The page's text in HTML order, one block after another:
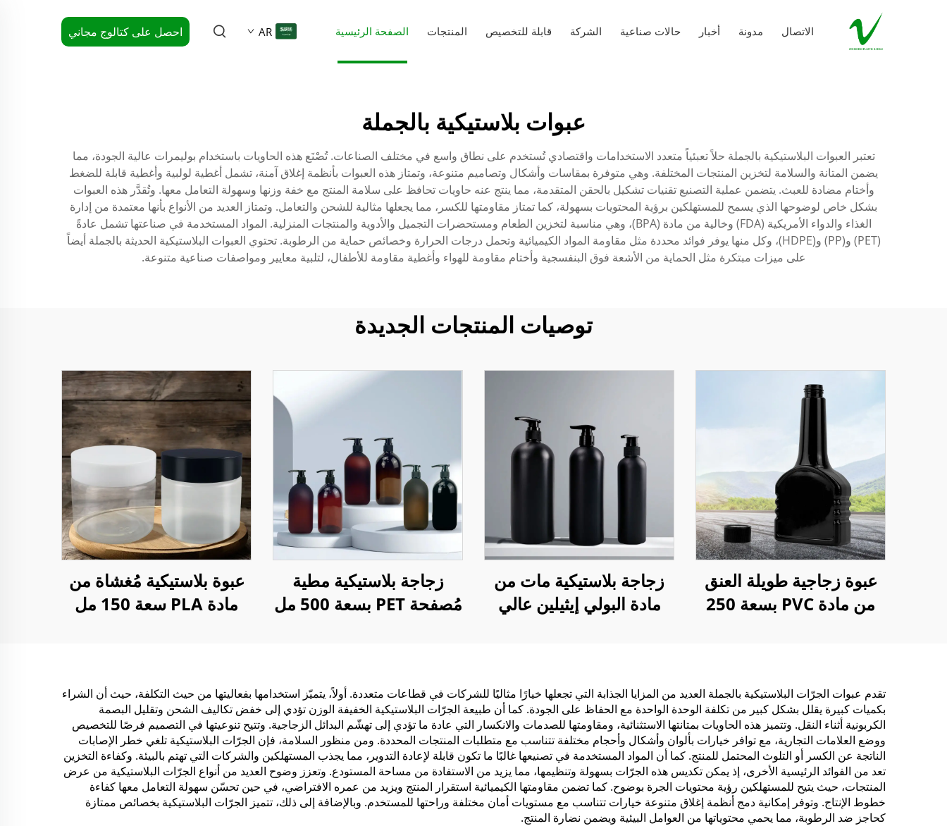
الصفحة الرئيسية المنتجات قابلة للتخصيص الشركة حالات صناعية أخبار مدونة الاتصال AR احصل على كتالوج مجاني
عبوات بلاستيكية بالجملة
تعتبر العبوات البلاستيكية بالجملة حلاً تعبئياً متعدد الاستخدامات واقتصادي تُستخدم على نطاق واسع في مختلف الصناعات. تُصْنَع هذه الحاويات باستخدام بوليمرات عالية الجودة، مما
يضمن المتانة والسلامة لتخزين المنتجات المختلفة. وهي متوفرة بمقاسات وأشكال وتصاميم متنوعة، وتمتاز هذه العبوات بأنظمة إغلاق آمنة، تشمل أغطية لولبية وأغطية قابلة للضغط
وأختام مضادة للعبث. يتضمن عملية التصنيع تقنيات تشكيل بالحقن المتقدمة، مما ينتج عنه حاويات تحافظ على سلامة المنتج مع خفة وزنها وسهولة التعامل معها. وتُقدَّر هذه العبوات
بشكل خاص لوضوحها الذي يسمح للمستهلكين برؤية المحتويات بسهولة، كما تمتاز مقاومتها للكسر، مما يجعلها مثالية للشحن والتعامل. وتمتاز العديد من الأنواع بأنها معتمدة من إدارة
الغذاء والدواء الأمريكية (FDA) وخالية من مادة (BPA)، وهي مناسبة لتخزين الطعام ومستحضرات التجميل والأدوية والمنتجات المنزلية. المواد المستخدمة في صناعتها تشمل عادةً
(PET) و(PP) و(HDPE)، وكل منها يوفر فوائد محددة مثل مقاومة المواد الكيميائية وتحمل درجات الحرارة وخصائص حماية من الرطوبة. تحتوي العبوات البلاستيكية الحديثة بالجملة أيضاً
على ميزات مبتكرة مثل الحماية من الأشعة فوق البنفسجية وأختام مقاومة للهواء وأغطية مقاومة للأطفال، لتلبية معايير ومواصفات صناعية متنوعة.
توصيات المنتجات الجديدة
عبوة زجاجية طويلة العنق
من مادة PVC بسعة 250
زجاجة بلاستيكية مات من
مادة البولي إيثيلين عالي
زجاجة بلاستيكية مطية
مُصفحة PET بسعة 500 مل
عبوة بلاستيكية مُغشاة من
مادة PLA سعة 150 مل
تقدم عبوات الجرّات البلاستيكية بالجملة العديد من المزايا الجذابة التي تجعلها خيارًا مثاليًا للشركات في قطاعات متعددة. أولاً، يتميّز استخدامها بفعاليتها من حيث التكلفة، حيث أن الشراء
بكميات كبيرة يقلل بشكل كبير من تكلفة الوحدة الواحدة مع الحفاظ على الجودة. كما أن طبيعة الجرّات البلاستيكية الخفيفة الوزن تؤدي إلى خفض تكاليف الشحن وتقليل البصمة
الكربونية أثناء النقل. وتتميز هذه الحاويات بمتانتها الاستثنائية، ومقاومتها للصدمات والانكسار التي عادة ما تؤدي إلى تهشّم البدائل الزجاجية. وتتيح تنوعيتها في التصميم فرصًا للتخصيص
ووضع العلامات التجارية، مع توافر خيارات بألوان وأشكال وأحجام مختلفة تتناسب مع متطلبات المنتجات المحددة. ومن منظور السلامة، فإن الجرّات البلاستيكية تلغي خطر الإصابات
الناتجة عن الكسر أو التلوث المحتمل للمنتج. كما أن المواد المستخدمة في تصنيعها غالبًا ما تكون قابلة لإعادة التدوير، مما يجذب المستهلكين والشركات التي تهتم بالبيئة. وكفاءة التخزين
تعد من الفوائد الرئيسية الأخرى، إذ يمكن تكديس هذه الجرّات بسهولة وتنظيمها، مما يزيد من الاستفادة من مساحة المستودع. وتعزز وضوح العديد من أنواع الجرّات البلاستيكية من عرض
المنتجات، حيث يتيح للمستهلكين رؤية محتويات الجرة بوضوح. كما تضمن مقاومتها الكيميائية استقرار المنتج ويزيد من عمره الافتراضي، في حين تحسّن سهولة التعامل معها كفاءة
خطوط الإنتاج. وتوفر إمكانية دمج أنظمة إغلاق متنوعة خيارات تتناسب مع مستويات أمان مختلفة وراحتها للمستخدم. وبالإضافة إلى ذلك، تتميز الجرّات البلاستيكية بخصائص ممتازة
كحاجز ضد الرطوبة، مما يحمي محتوياتها من العوامل البيئية ويضمن نضارة المنتج.